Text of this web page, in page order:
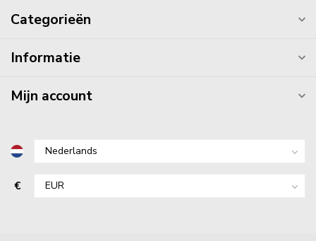
Categorieën
Informatie
Mijn account
€